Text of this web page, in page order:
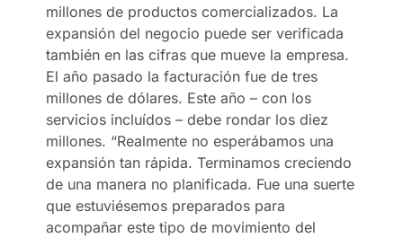
millones de productos comercializados. La
expansión del negocio puede ser verificada
también en las cifras que mueve la empresa.
El año pasado la facturación fue de tres
millones de dólares. Este año – con los
servicios incluídos – debe rondar los diez
millones. “Realmente no esperábamos una
expansión tan rápida. Terminamos creciendo
de una manera no planificada. Fue una suerte
que estuviésemos preparados para
acompañar este tipo de movimiento del